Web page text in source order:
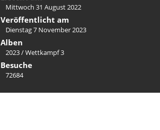
Mittwoch 31 August 2022
Veröffentlicht am
Dienstag 7 November 2023
Alben
2023/Wettkampf 3
Besuche
72684